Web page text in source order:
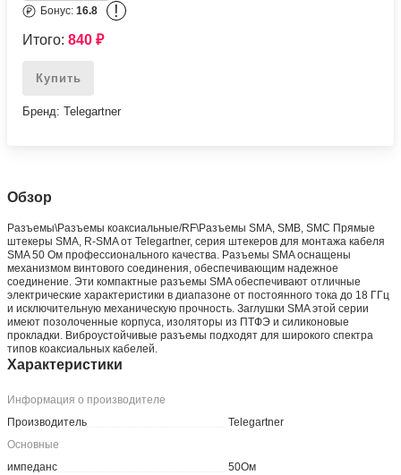
Бонус:16.8 !
Итого:840₽
Купить
Бренд: Telegartner
Обзор
Разъeмы\Разъeмы коаксиальные/RF\Разъeмы SMA, SMB, SMC Прямые
штекеры SMA, R-SMA от Telegartner, серия штекеров для монтажа кабеля
SMA 50 Ом профессионального качества. Разъемы SMA оснащены
механизмом винтового соединения, обеспечивающим надежное
соединение. Эти компактные разъемы SMA обеспечивают отличные
электрические характеристики в диапазоне от постоянного тока до 18 ГГц
и исключительную механическую прочность. Заглушки SMA этой серии
имеют позолоченные корпуса, изоляторы из ПТФЭ и силиконовые
прокладки. Виброустойчивые разъемы подходят для широкого спектра
типов коаксиальных кабелей.
Характеристики
Информация о производителе
Производитель
Telegartner
Основные
импеданс
50Ом